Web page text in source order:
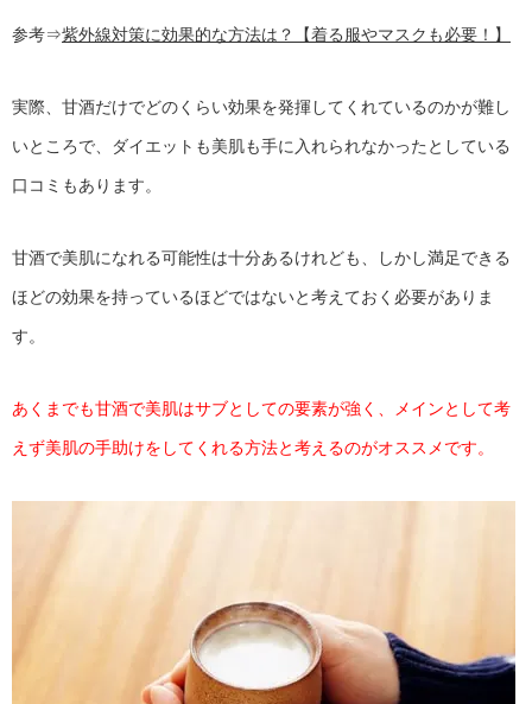
参考⇒紫外線対策に効果的な方法は？【着る服やマスクも必要！】
実際、甘酒だけでどのくらい効果を発揮してくれているのかが難し
いところで、ダイエットも美肌も手に入れられなかったとしている
口コミもあります。
甘酒で美肌になれる可能性は十分あるけれども、しかし満足できる
ほどの効果を持っているほどではないと考えておく必要がありま
す。
あくまでも甘酒で美肌はサブとしての要素が強く、メインとして考
えず美肌の手助けをしてくれる方法と考えるのがオススメです。